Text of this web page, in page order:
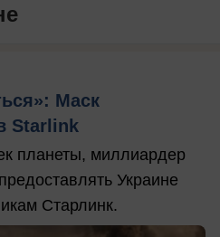
Маск
Starlink
планеты, миллиардер
Украине
Старлинк.